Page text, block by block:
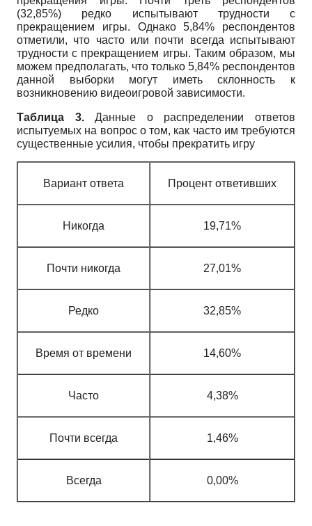
(32,85%) редко испытывают трудности с
прекращением игры. Однако 5,84% респондентов
отметили, что часто или почти всегда испытывают
трудности с прекращением игры. Таким образом, мы
можем предполагать, что только 5,84% респондентов
данной выборки могут иметь склонность к
возникновению видеоигровой зависимости.
Таблица 3.Данные о распределении ответов
испытуемых на вопрос о том, как часто им требуются
существенные усилия, чтобы прекратить игру
Вариант ответа Процент ответивших
Никогда 19,71%
Почти никогда 27,01%
Редко 32,85%
Время от времени 14,60%
Часто 4,38%
Почти всегда 1,46%
Всегда 0,00%